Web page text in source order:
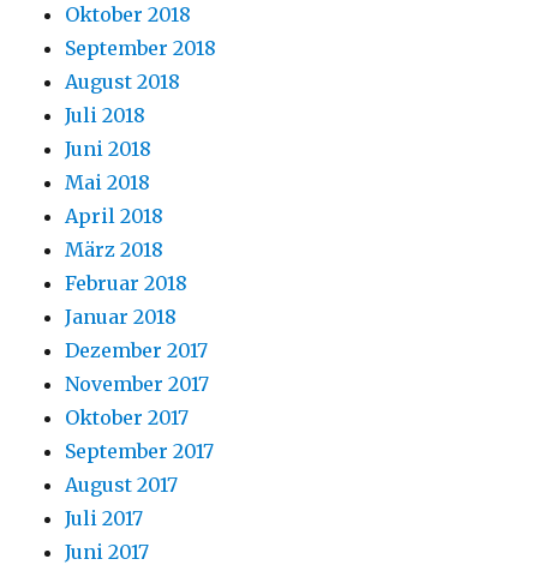
Oktober 2018
September 2018
August 2018
Juli 2018
Juni 2018
Mai 2018
April 2018
März 2018
Februar 2018
Januar 2018
Dezember 2017
November 2017
Oktober 2017
September 2017
August 2017
Juli 2017
Juni 2017